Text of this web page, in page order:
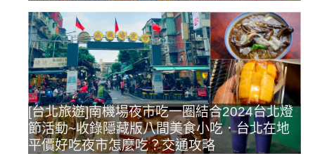
[台北旅遊]南機場夜市吃一圈結合2024台北燈
節活動~收錄隱藏版八間美食小吃．台北在地
平價好吃夜市怎麼吃？交通攻略